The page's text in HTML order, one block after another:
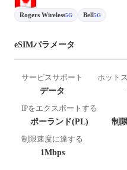
Rogers Wireless5G Bell5G
eSIMパラメータ
サービスサポート
データ
ホット
IPをエクスポートする
ポーランド(PL)
制
制限速度に達する
1Mbps